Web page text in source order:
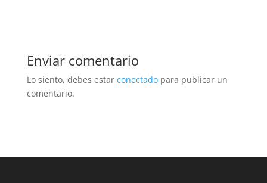
Enviar comentario
Lo siento, debes estar conectadopara publicar un
comentario.